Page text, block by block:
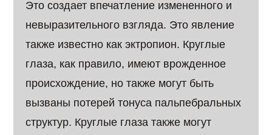
Это создает впечатление измененного и
невыразительного взгляда. Это явление
также известно как эктропион. Круглые
глаза, как правило, имеют врожденное
происхождение, но также могут быть
вызваны потерей тонуса пальпебральных
структур. Круглые глаза также могут